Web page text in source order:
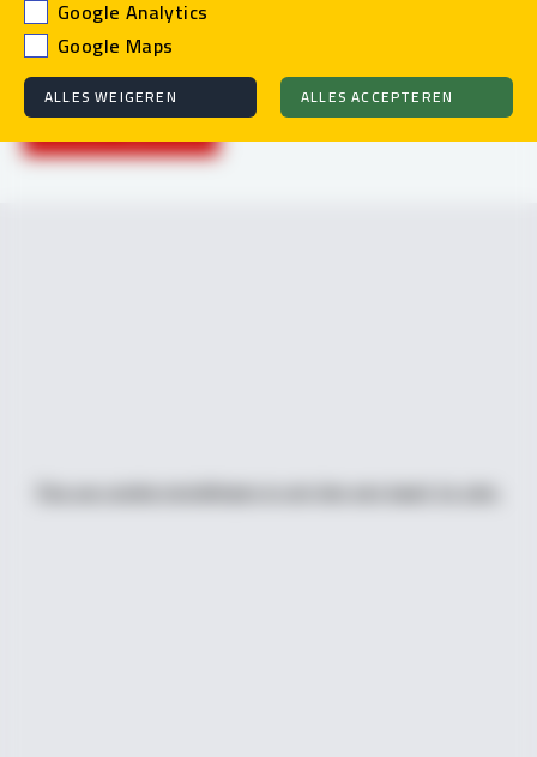
Google Analytics
Google Maps
ALLES WEIGEREN ALLES ACCEPTEREN
Vlampijpstraat
Contact opnemen
Pas uw cookie instellingen in om hier een kaart te zien.